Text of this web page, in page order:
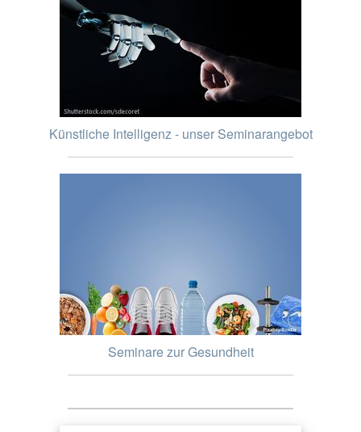
Künstliche Intelligenz - unser Seminarangebot
Seminare zur Gesundheit